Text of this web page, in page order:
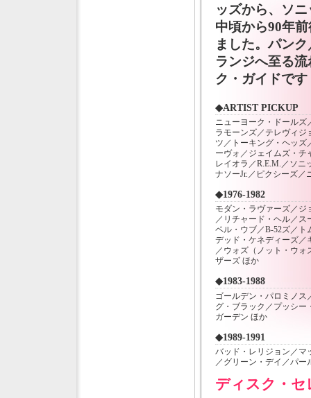
ッズから、ソ
中頃から90年
ました。パン
ランジへ至る
ク・ガイドです
◆ARTIST PICKUP
ニューヨーク・ドールズ
ラモーンズ／テレヴィジ
ツ／トーキング・ヘッズ
ーヴォ／ジェイムズ・チ
レイオラ／R.E.M.／ソニ
ナソーJr.／ピクシーズ／
◆1976-1982
モダン・ラヴァーズ／ジ
／リチャード・ヘル／ス
ペル・ウブ／B-52ズ／ト
デッド・ケネディーズ／
／ウォズ（ノット・ウォ
ザーズ ほか
◆1983-1988
ゴールデン・パロミノス
グ・ブラック／プッシー
ガーデン ほか
◆1989-1991
バッド・レリジョン／マ
／グリーン・デイ／パー
ディスク・セ